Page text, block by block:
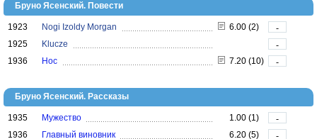
Бруно Ясенский. Повести
1923 Nogi Izoldy Morgan 6.00 (2)
-
1925
Klucze
-
1936
Нос 7.20 (10) -
Бруно Ясенский. Рассказы
1935 Мужество 1.00 (1)
-
1936
Главный виновник 6.20 (5) -